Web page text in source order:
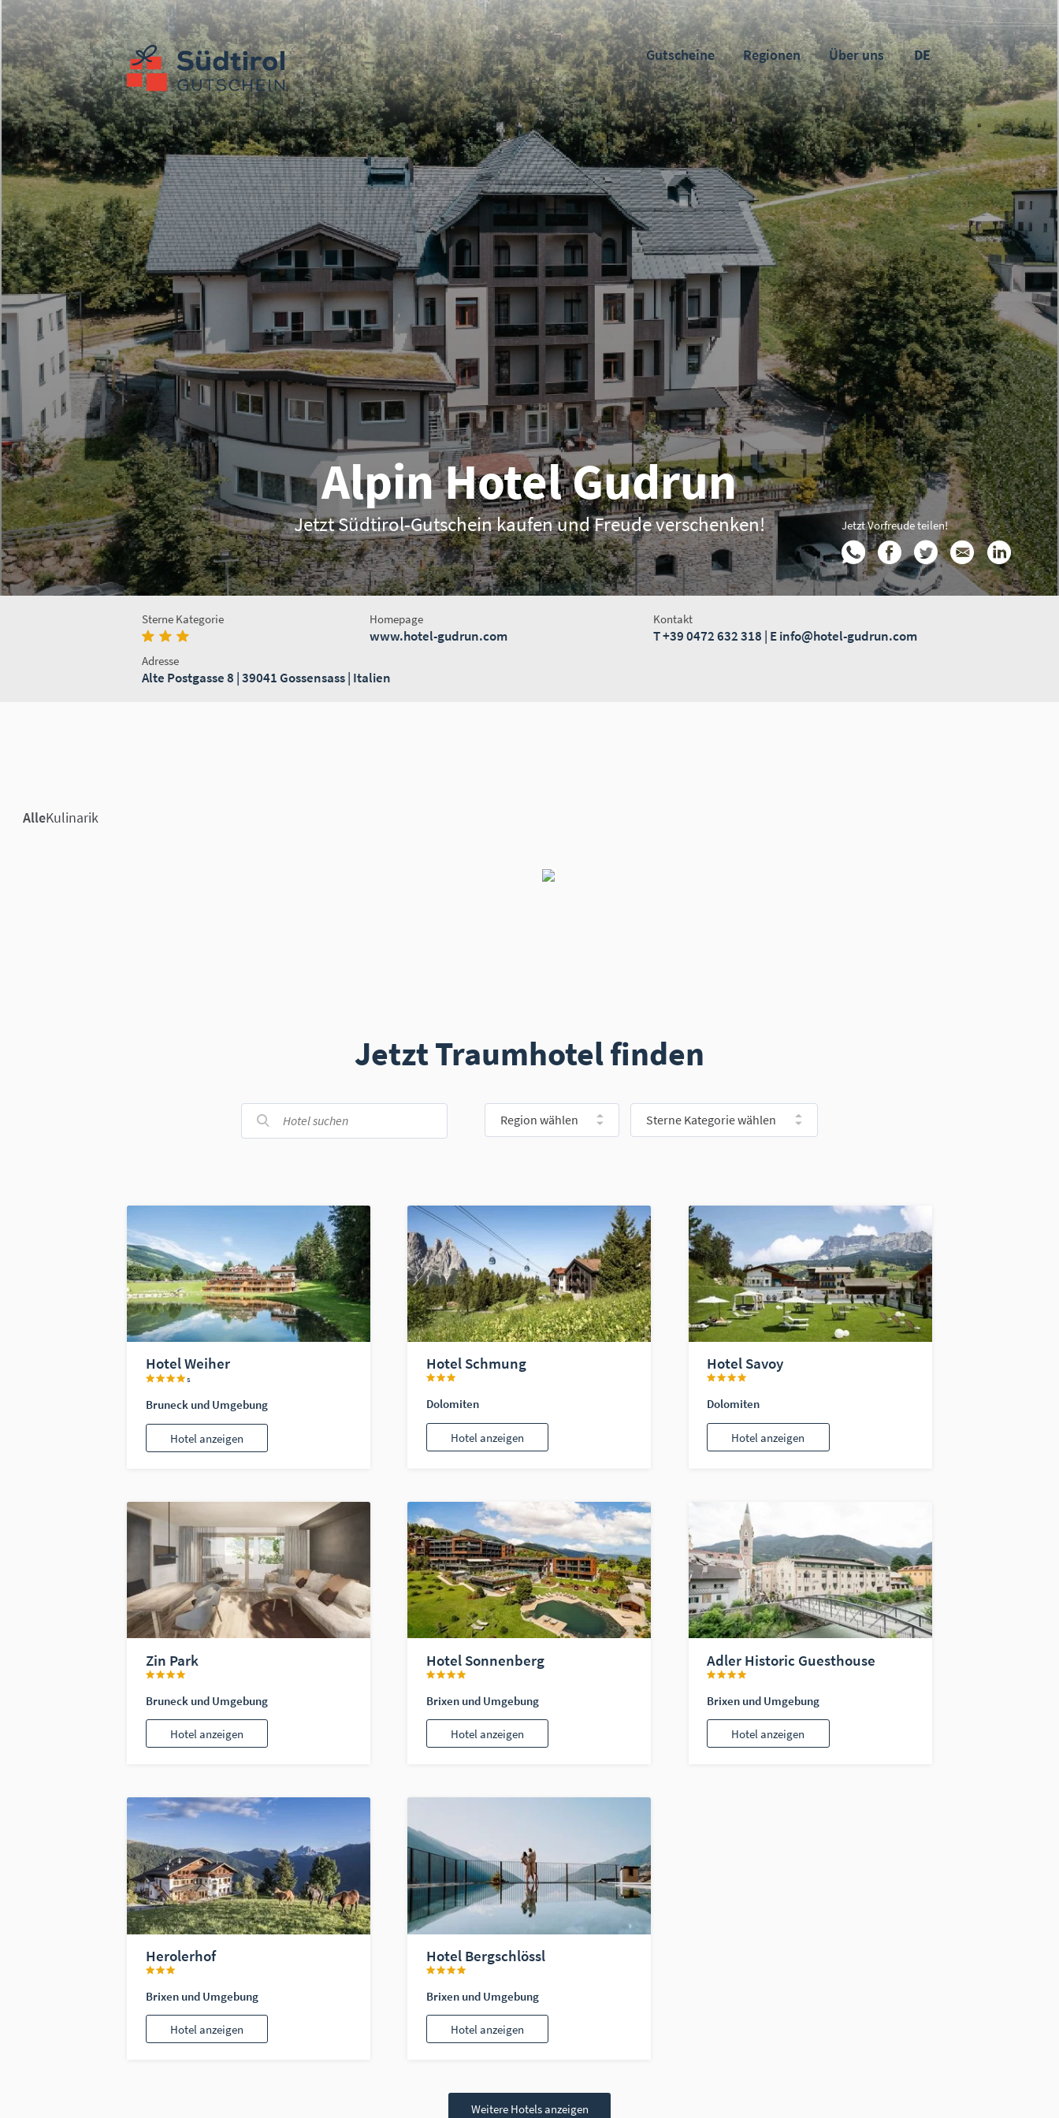
Gutscheine Regionen Über uns DE
Alpin Hotel Gudrun
Jetzt Südtirol-Gutschein kaufen und Freude verschenken! Jetzt Vorfreude teilen!
Sterne Kategorie Homepage
www.hotel-gudrun.com
Kontakt
T+39 0472 632 318 | Einfo@hotel-gudrun.com
Adresse
Alte Postgasse 8 | 39041 Gossensass | Italien
Jetzt Traumhotel finden
Region wählen Sterne Kategorie wählen
Hotel Weiher
s
Bruneck und Umgebung
Hotel anzeigen
Hotel Schmung
Dolomiten
Hotel anzeigen
Hotel Savoy
Dolomiten
Hotel anzeigen
Zin Park
Bruneck und Umgebung
Hotel anzeigen
Hotel Sonnenberg
Brixen und Umgebung
Hotel anzeigen
Adler Historic Guesthouse
Brixen und Umgebung
Hotel anzeigen
Herolerhof
Brixen und Umgebung
Hotel anzeigen
Hotel Bergschlössl
Brixen und Umgebung
Hotel anzeigen
Weitere Hotels anzeigen